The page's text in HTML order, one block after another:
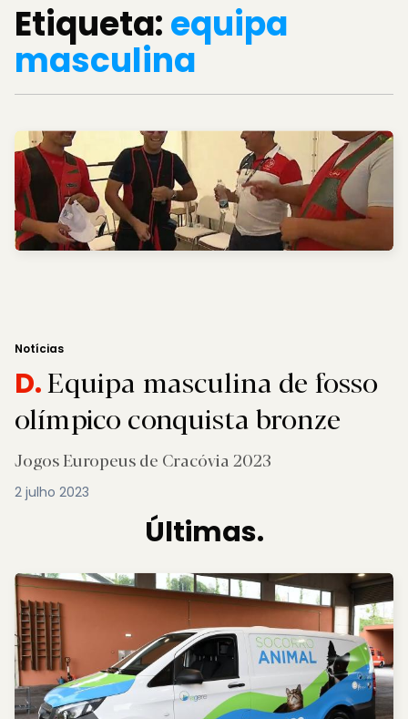
Etiqueta:equipa
masculina
Notícias
D.Equipa masculina de fosso
olímpico conquista bronze
Jogos Europeus de Cracóvia 2023
2 julho 2023
Últimas.